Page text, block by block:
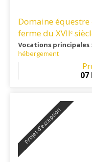
Domaine équestre
ferme du XVIIᵉ
secteur Lauragais
Vocations principales :
hébergement
:
Lauragais audois, cette
paisible et un accès 07
Projet d’exception